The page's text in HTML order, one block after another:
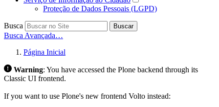
Proteção de Dados Pessoais (LGPD)
Busca Buscar
Busca Avançada…
Página Inicial
Warning: You have accessed the Plone backend through its
Classic UI frontend.
If you want to use Plone's new frontend Volto instead: